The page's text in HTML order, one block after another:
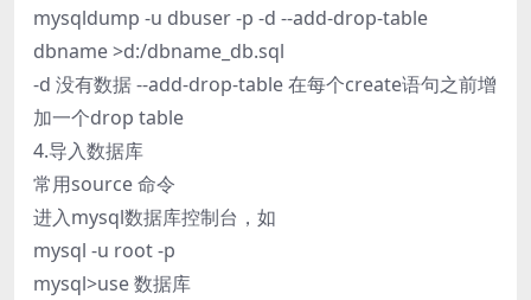
mysqldump -u dbuser -p -d --add-drop-table
dbname >d:/dbname_db.sql
-d 没有数据 --add-drop-table 在每个create语句之前增
加一个drop table
4.导入数据库
常用source 命令
进入mysql数据库控制台，如
mysql -u root -p
mysql>use 数据库